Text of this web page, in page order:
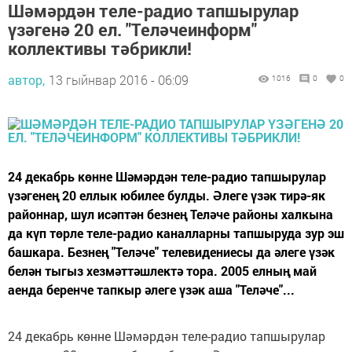
Шәмәрдән теле-радио тапшырулар
үзәгенә 20 ел. "Теләчеинформ"
коллективы тәбрикли!
автор, 13 гыйнвар 2016 - 06:09 1016 0 0
24 декабрь көнне Шәмәрдән теле-радио тапшырулар
үзәгенең 20 еллык юбилее булды. Әлеге үзәк тирә-як
районнар, шул исәптән безнең Теләче районы халкына
да күп төрле теле-радио каналларны тапшыруда зур эш
башкара. Безнең "Теләче" телевидениесы да әлеге үзәк
белән тыгыз хезмәттәшлектә тора. 2005 елның май
аенда беренче тапкыр әлеге үзәк аша "Теләче"...
24 декабрь көнне Шәмәрдән теле-радио тапшырулар